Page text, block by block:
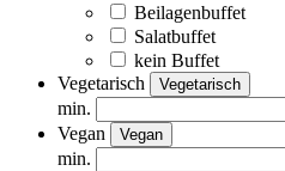
Beilagenbuffet
Salatbuffet
kein Buffet
Vegetarisch
Vegetarisch
min.
Vegan
Vegan
min.